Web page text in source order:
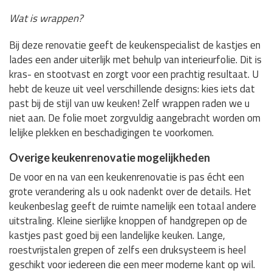
Wat is wrappen?
Bij deze renovatie geeft de keukenspecialist de kastjes en
lades een ander uiterlijk met behulp van interieurfolie. Dit is
kras- en stootvast en zorgt voor een prachtig resultaat. U
hebt de keuze uit veel verschillende designs: kies iets dat
past bij de stijl van uw keuken! Zelf wrappen raden we u
niet aan. De folie moet zorgvuldig aangebracht worden om
lelijke plekken en beschadigingen te voorkomen.
Overige keukenrenovatie mogelijkheden
De voor en na van een keukenrenovatie is pas écht een
grote verandering als u ook nadenkt over de details. Het
keukenbeslag geeft de ruimte namelijk een totaal andere
uitstraling. Kleine sierlijke knoppen of handgrepen op de
kastjes past goed bij een landelijke keuken. Lange,
roestvrijstalen grepen of zelfs een druksysteem is heel
geschikt voor iedereen die een meer moderne kant op wil.